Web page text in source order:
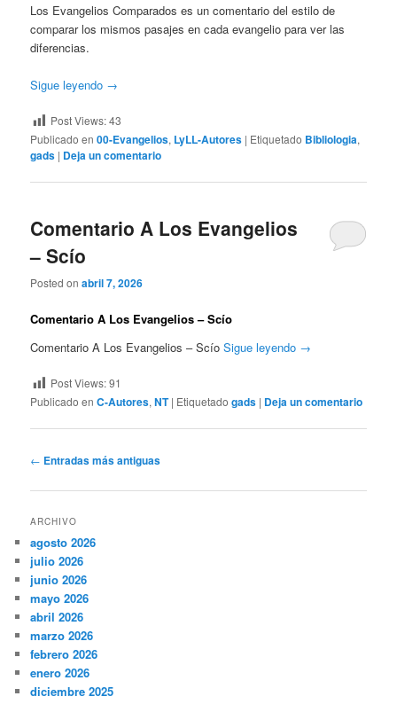
Los Evangelios Comparados es un comentario del estilo de
comparar los mismos pasajes en cada evangelio para ver las
diferencias.
Sigue leyendo →
Post Views:43
Publicado en 00-Evangelios, LyLL-Autores | Etiquetado Bibliologia,
gads | Deja un comentario
Comentario A Los Evangelios
– Scío
Posted onabril 7, 2026
Comentario A Los Evangelios – Scío
Comentario A Los Evangelios – ScíoSigue leyendo →
Post Views:91
Publicado en C-Autores,NT | Etiquetado gads | Deja un comentario
Navegación
entradas
← Entradas más antiguas
ARCHIVO
agosto 2026
julio 2026
junio 2026
mayo 2026
abril 2026
marzo 2026
febrero 2026
enero 2026
diciembre 2025